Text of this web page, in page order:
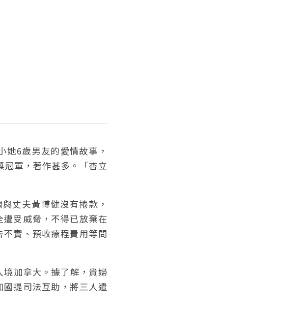
6歲男友的愛情故事，
軍，著作甚多。「杏立
丈夫黃博健沒有捲款，
受威脅，不得已放棄在
實、預收療程費用等問
加拿大。據了解，貴婦
提司法互助，將三人遣